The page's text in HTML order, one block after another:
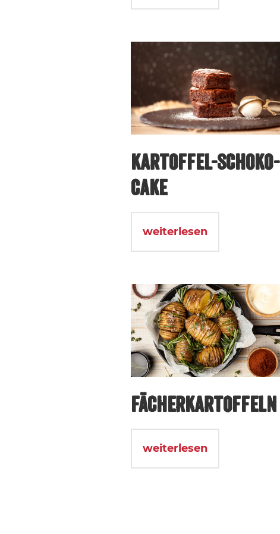
KARTOFFEL-SCHOKO-
CAKE
weiterlesen
FÄCHERKARTOFFELN
weiterlesen